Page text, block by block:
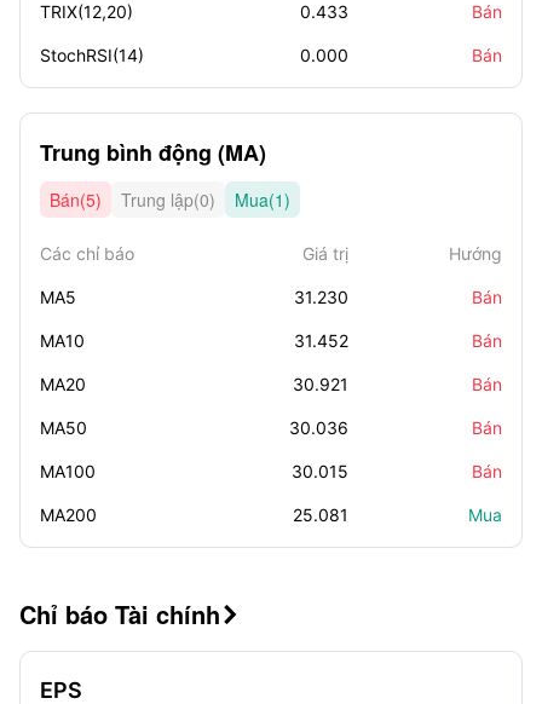
TRIX(12,20) 0.433 Bán
StochRSI(14) 0.000 Bán
Trung bình động (MA)
Bán(5) Trung lập(0) Mua(1)
Các chỉ báo Giá trị Hướng
MA5 31.230 Bán
MA10 31.452 Bán
MA20 30.921 Bán
MA50 30.036 Bán
MA100 30.015 Bán
MA200 25.081 Mua
Chỉ báo Tài chính 
EPS